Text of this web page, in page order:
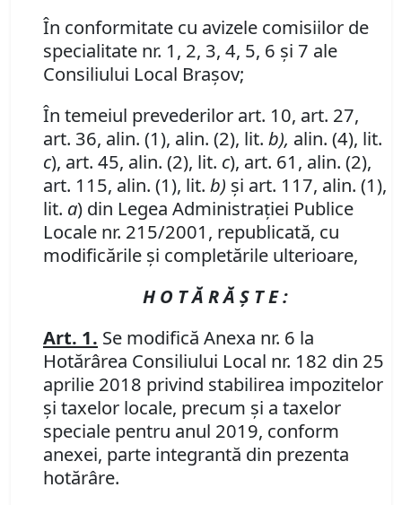
În conformitate cu avizele comisiilor de
specialitate nr. 1, 2, 3, 4, 5, 6 şi 7 ale
Consiliului Local Braşov;
În temeiul prevederilor art. 10, art. 27,
art. 36, alin. (1), alin. (2), lit. b), alin. (4), lit.
c), art. 45, alin. (2), lit. c), art. 61, alin. (2),
art. 115, alin. (1), lit. b) şi art. 117, alin. (1),
lit. a) din Legea Administraţiei Publice
Locale nr. 215/2001, republicată, cu
modificările şi completările ulterioare,
H O T Ă R Ă Ş T E :
Art. 1. Se modifică Anexa nr. 6 la
Hotărârea Consiliului Local nr. 182 din 25
aprilie 2018 privind stabilirea impozitelor
şi taxelor locale, precum şi a taxelor
speciale pentru anul 2019, conform
anexei, parte integrantă din prezenta
hotărâre.